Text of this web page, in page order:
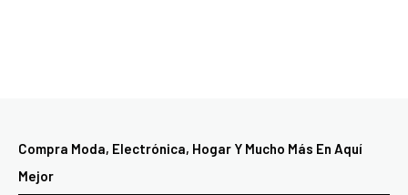
Compra Moda, Electrónica, Hogar Y Mucho Más En Aquí
Mejor